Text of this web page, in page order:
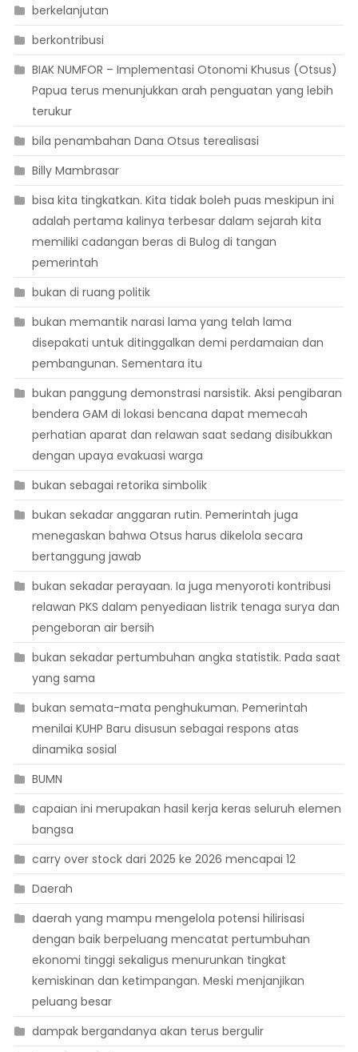
berkelanjutan
berkontribusi
BIAK NUMFOR – Implementasi Otonomi Khusus (Otsus)
Papua terus menunjukkan arah penguatan yang lebih
terukur
bila penambahan Dana Otsus terealisasi
Billy Mambrasar
bisa kita tingkatkan. Kita tidak boleh puas meskipun ini
adalah pertama kalinya terbesar dalam sejarah kita
memiliki cadangan beras di Bulog di tangan
pemerintah
bukan di ruang politik
bukan memantik narasi lama yang telah lama
disepakati untuk ditinggalkan demi perdamaian dan
pembangunan. Sementara itu
bukan panggung demonstrasi narsistik. Aksi pengibaran
bendera GAM di lokasi bencana dapat memecah
perhatian aparat dan relawan saat sedang disibukkan
dengan upaya evakuasi warga
bukan sebagai retorika simbolik
bukan sekadar anggaran rutin. Pemerintah juga
menegaskan bahwa Otsus harus dikelola secara
bertanggung jawab
bukan sekadar perayaan. Ia juga menyoroti kontribusi
relawan PKS dalam penyediaan listrik tenaga surya dan
pengeboran air bersih
bukan sekadar pertumbuhan angka statistik. Pada saat
yang sama
bukan semata-mata penghukuman. Pemerintah
menilai KUHP Baru disusun sebagai respons atas
dinamika sosial
BUMN
capaian ini merupakan hasil kerja keras seluruh elemen
bangsa
carry over stock dari 2025 ke 2026 mencapai 12
Daerah
daerah yang mampu mengelola potensi hilirisasi
dengan baik berpeluang mencatat pertumbuhan
ekonomi tinggi sekaligus menurunkan tingkat
kemiskinan dan ketimpangan. Meski menjanjikan
peluang besar
dampak bergandanya akan terus bergulir